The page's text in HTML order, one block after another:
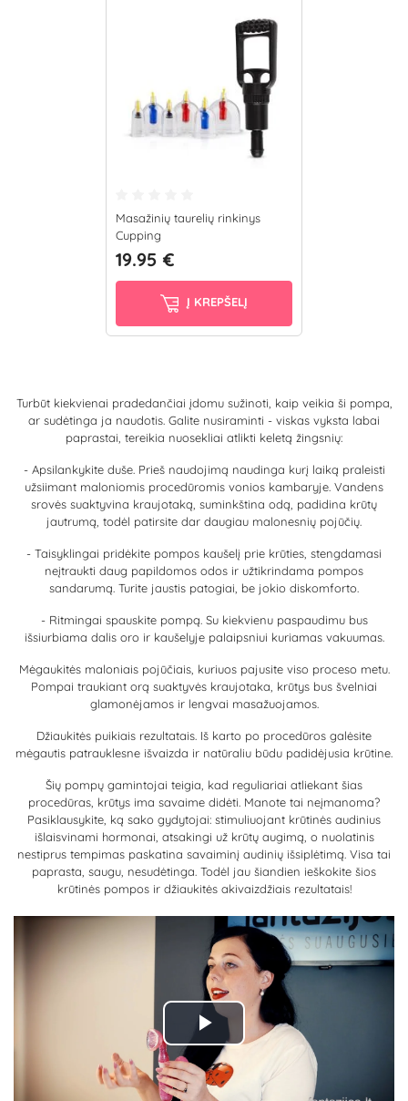
Masažinių taurelių rinkinys
Cupping
19.95 €
Į KREPŠELĮ
Turbūt kiekvienai pradedančiai įdomu sužinoti, kaip veikia ši pompa,
ar sudėtinga ja naudotis. Galite nusiraminti - viskas vyksta labai
paprastai, tereikia nuosekliai atlikti keletą žingsnių:
- Apsilankykite duše. Prieš naudojimą naudinga kurį laiką praleisti
užsiimant maloniomis procedūromis vonios kambaryje. Vandens
srovės suaktyvina kraujotaką, suminkština odą, padidina krūtų
jautrumą, todėl patirsite dar daugiau malonesnių pojūčių.
- Taisyklingai pridėkite pompos kaušelį prie krūties, stengdamasi
neįtraukti daug papildomos odos ir užtikrindama pompos
sandarumą. Turite jaustis patogiai, be jokio diskomforto.
- Ritmingai spauskite pompą. Su kiekvienu paspaudimu bus
išsiurbiama dalis oro ir kaušelyje palaipsniui kuriamas vakuumas.
Mėgaukitės maloniais pojūčiais, kuriuos pajusite viso proceso metu.
Pompai traukiant orą suaktyvės kraujotaka, krūtys bus švelniai
glamonėjamos ir lengvai masažuojamos.
Džiaukitės puikiais rezultatais. Iš karto po procedūros galėsite
mėgautis patrauklesne išvaizda ir natūraliu būdu padidėjusia krūtine.
Šių pompų gamintojai teigia, kad reguliariai atliekant šias
procedūras, krūtys ima savaime didėti. Manote tai neįmanoma?
Pasiklausykite, ką sako gydytojai: stimuliuojant krūtinės audinius
išlaisvinami hormonai, atsakingi už krūtų augimą, o nuolatinis
nestiprus tempimas paskatina savaiminį audinių išsiplėtimą. Visa tai
paprasta, saugu, nesudėtinga. Todėl jau šiandien ieškokite šios
krūtinės pompos ir džiaukitės akivaizdžiais rezultatais!
Play
Video